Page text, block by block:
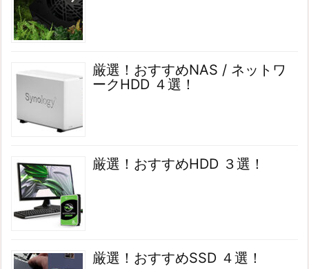
厳選！おすすめNAS / ネットワ
ークHDD ４選！
厳選！おすすめHDD ３選！
厳選！おすすめSSD ４選！